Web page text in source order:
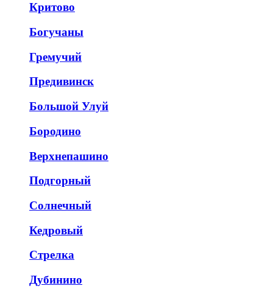
Критово
Богучаны
Гремучий
Предивинск
Большой Улуй
Бородино
Верхнепашино
Подгорный
Солнечный
Кедровый
Стрелка
Дубинино